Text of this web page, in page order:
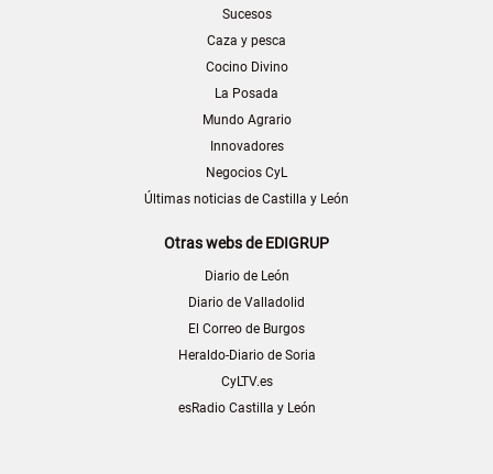
Sucesos
Caza y pesca
Cocino Divino
La Posada
Mundo Agrario
Innovadores
Negocios CyL
Últimas noticias de Castilla y León
Otras webs de EDIGRUP
Diario de León
Diario de Valladolid
El Correo de Burgos
Heraldo-Diario de Soria
CyLTV.es
esRadio Castilla y León